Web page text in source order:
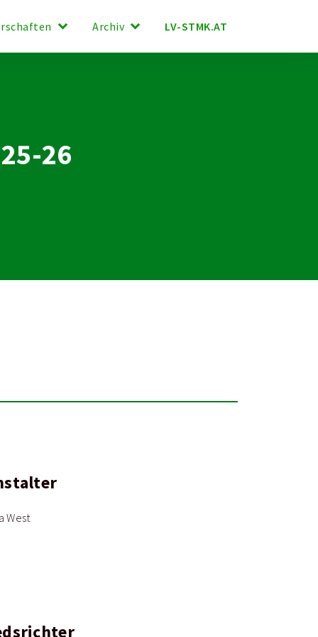
keyboard_arrow_down Archiv keyboard_arrow_down LV-STMK.AT
26
West